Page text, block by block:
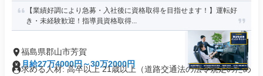
【業績好調により急募・入社後に資格取得を目指せます！】運転好
き・未経験歓迎！指導員資格取得...
福島県郡山市芳賀
月給27万4000円～30万2000円
求める人材: 高卒以上 21歳以上（道路交通法の法令規定のため